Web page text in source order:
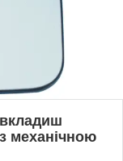
з механічною